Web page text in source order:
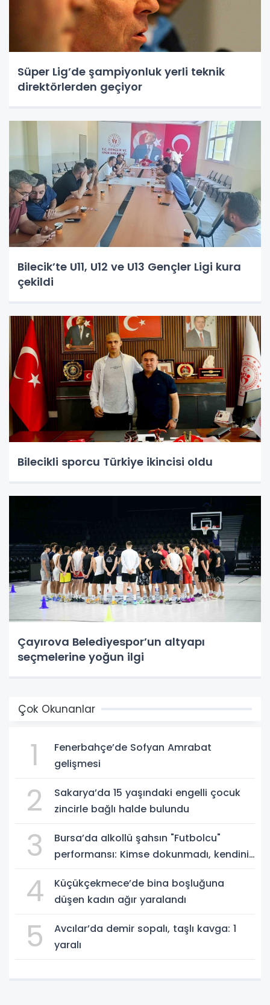
Süper Lig’de şampiyonluk yerli teknik
direktörlerden geçiyor
Bilecik’te U11, U12 ve U13 Gençler Ligi kura
çekildi
Bilecikli sporcu Türkiye ikincisi oldu
Çayırova Belediyespor’un altyapı
seçmelerine yoğun ilgi
Çok Okunanlar
1
Fenerbahçe’de Sofyan Amrabat
gelişmesi
2
Sakarya’da 15 yaşındaki engelli çocuk
zincirle bağlı halde bulundu
3
Bursa’da alkollü şahsın "Futbolcu"
performansı: Kimse dokunmadı, kendini
4
Küçükçekmece’de bina boşluğuna
düşen kadın ağır yaralandı
5
Avcılar’da demir sopalı, taşlı kavga: 1
yaralı